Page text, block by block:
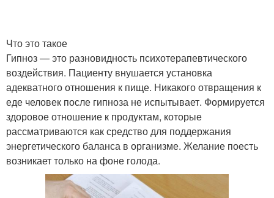
Что это такое
Гипноз — это разновидность психотерапевтического
воздействия. Пациенту внушается установка
адекватного отношения к пище. Никакого отвращения к
еде человек после гипноза не испытывает. Формируется
здоровое отношение к продуктам, которые
рассматриваются как средство для поддержания
энергетического баланса в организме. Желание поесть
возникает только на фоне голода.